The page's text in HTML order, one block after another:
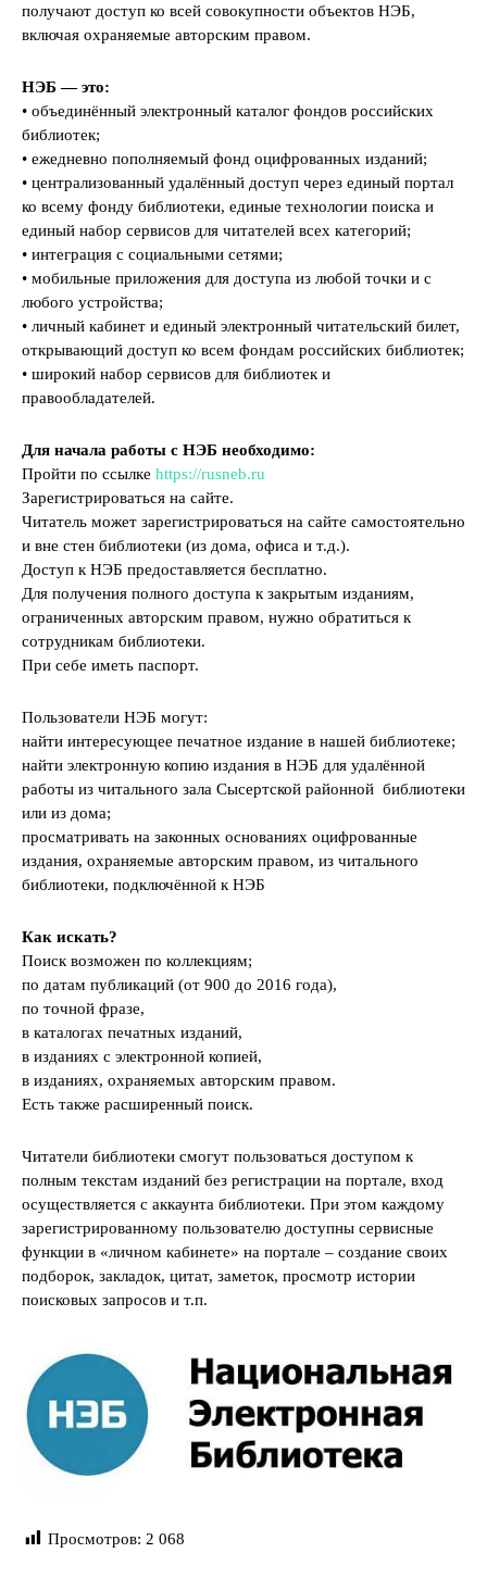
получают доступ ко всей совокупности объектов НЭБ,
включая охраняемые авторским правом.
НЭБ — это:
• объединённый электронный каталог фондов российских
библиотек;
• ежедневно пополняемый фонд оцифрованных изданий;
• централизованный удалённый доступ через единый портал
ко всему фонду библиотеки, единые технологии поиска и
единый набор сервисов для читателей всех категорий;
• интеграция с социальными сетями;
• мобильные приложения для доступа из любой точки и с
любого устройства;
• личный кабинет и единый электронный читательский билет,
открывающий доступ ко всем фондам российских библиотек;
• широкий набор сервисов для библиотек и
правообладателей.
Для начала работы с НЭБ необходимо:
Пройти по ссылке https://rusneb.ru
Зарегистрироваться на сайте.
Читатель может зарегистрироваться на сайте самостоятельно
и вне стен библиотеки (из дома, офиса и т.д.).
Доступ к НЭБ предоставляется бесплатно.
Для получения полного доступа к закрытым изданиям,
ограниченных авторским правом, нужно обратиться к
сотрудникам библиотеки.
При себе иметь паспорт.
Пользователи НЭБ могут:
найти интересующее печатное издание в нашей библиотеке;
найти электронную копию издания в НЭБ для удалённой
работы из читального зала Сысертской районной библиотеки
или из дома;
просматривать на законных основаниях оцифрованные
издания, охраняемые авторским правом, из читального
библиотеки, подключённой к НЭБ
Как искать?
Поиск возможен по коллекциям;
по датам публикаций (от 900 до 2016 года),
по точной фразе,
в каталогах печатных изданий,
в изданиях с электронной копией,
в изданиях, охраняемых авторским правом.
Есть также расширенный поиск.
Читатели библиотеки смогут пользоваться доступом к
полным текстам изданий без регистрации на портале, вход
осуществляется с аккаунта библиотеки. При этом каждому
зарегистрированному пользователю доступны сервисные
функции в «личном кабинете» на портале – создание своих
подборок, закладок, цитат, заметок, просмотр истории
поисковых запросов и т.п.
Просмотров: 2 068